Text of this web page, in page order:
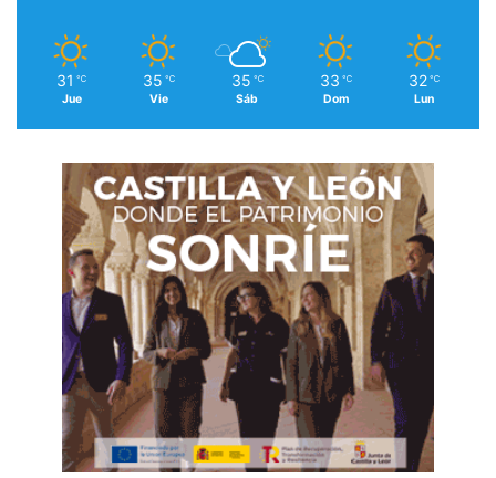
31 ℃
Jue
35 ℃
Vie
35 ℃
Sáb
33 ℃
Dom
32 ℃
Lun